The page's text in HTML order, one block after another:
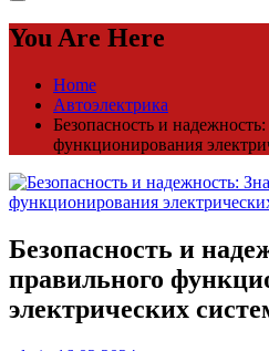
You Are Here
Home
Автоэлектрика
Безопасность и
функционирования
Безопасность и
правильного
электрических